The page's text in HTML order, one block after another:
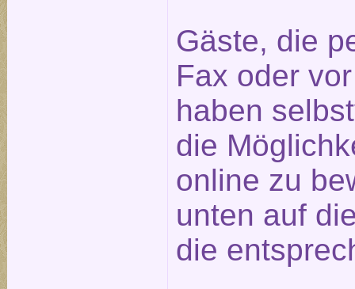
Gäste, die
Fax oder
haben
die
online zu
unten auf
die